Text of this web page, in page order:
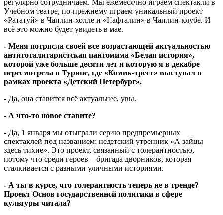
регулярно сотрудничаем. Мы ежемесячно играем спектакли в
Учебном театре, по-прежнему играем уникальный проект
«Рататуй» в Чаплин-холле и «Нафталин» в Чаплин-клубе. И
всё это можно будет увидеть в мае.
- Меня потрясла своей все возрастающей актуальностью
антитоталитаристская пантомима «Белая история»,
которой уже больше десяти лет и которую я в декабре
пересмотрела в Турине, где «Комик-трест» выступал в
рамках проекта «Детский Петербург».
- Да, она ставится всё актуальнее, увы.
- А что-то новое ставите?
- Да, 1 января мы отыграли серию предпремьерных
спектаклей под названием: недетский утренник «А зайцы
здесь тихие». Это проект, связанный с толерантностью,
потому что среди героев – бригада дворников, которая
сталкивается с разными уличными историями.
- А ты в курсе, что толерантность теперь не в тренде?
Проект Основ государственной политики в сфере
культуры читала?